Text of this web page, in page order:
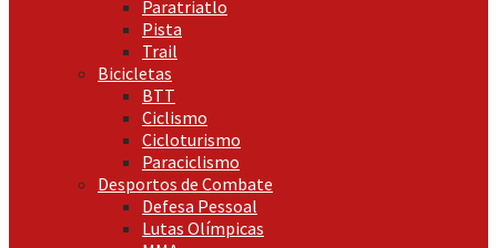
Paratriatlo
Pista
Trail
Bicicletas
BTT
Ciclismo
Cicloturismo
Paraciclismo
Desportos de Combate
Defesa Pessoal
Lutas Olímpicas